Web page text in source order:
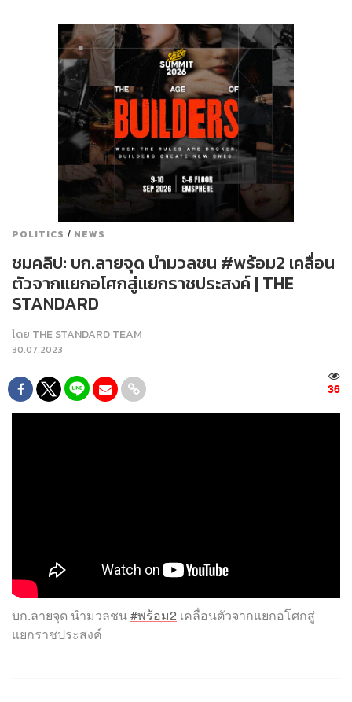
POLITICS / NEWS
ชมคลิป: บก.ลายจุด นำมวลชน #พร้อม2 เคลื่อน
ตัวจากแยกอโศกสู่แยกราชประสงค์ | THE
STANDARD
โดย THE STANDARD TEAM
30.07.2023
36
บก.ลายจุด นำมวลชน#พร้อม2 เคลื่อนตัวจากแยกอโศกสู่
แยกราชประสงค์